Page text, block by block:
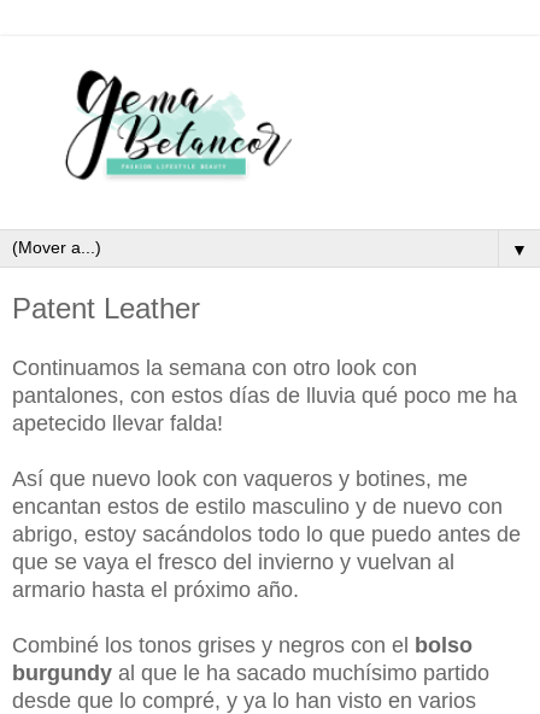
▼
Patent Leather
Continuamos la semana con otro look con
pantalones, con estos días de lluvia qué poco me ha
apetecido llevar falda!
Así que nuevo look con vaqueros y botines, me
encantan estos de estilo masculino y de nuevo con
abrigo, estoy sacándolos todo lo que puedo antes de
que se vaya el fresco del invierno y vuelvan al
armario hasta el próximo año.
Combiné los tonos grises y negros con el bolso
burgundy al que le ha sacado muchísimo partido
desde que lo compré, y ya lo han visto en varios